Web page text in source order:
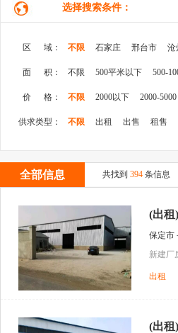
选择搜索条件：
区 域： 不限 石家庄 邢台市 沧
面 积： 不限 500平米以下 500-
价 格： 不限 2000以下 2000-5000
供求类型： 不限 出租 出售 租售
全部信息 共找到 394 条信息
(出租
保定市
新建厂
出租
(出租